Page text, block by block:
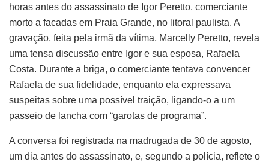
horas antes do assassinato de Igor Peretto, comerciante
morto a facadas em Praia Grande, no litoral paulista. A
gravação, feita pela irmã da vítima, Marcelly Peretto, revela
uma tensa discussão entre Igor e sua esposa, Rafaela
Costa. Durante a briga, o comerciante tentava convencer
Rafaela de sua fidelidade, enquanto ela expressava
suspeitas sobre uma possível traição, ligando-o a um
passeio de lancha com “garotas de programa”.
A conversa foi registrada na madrugada de 30 de agosto,
um dia antes do assassinato, e, segundo a polícia, reflete o